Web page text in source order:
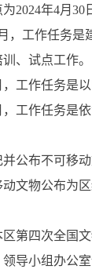
2024年4月30
，工作任务
、试点工作。
，工作任务是
，工作任务
公布不可移
文物公布为区
第四次全国
导小组办公